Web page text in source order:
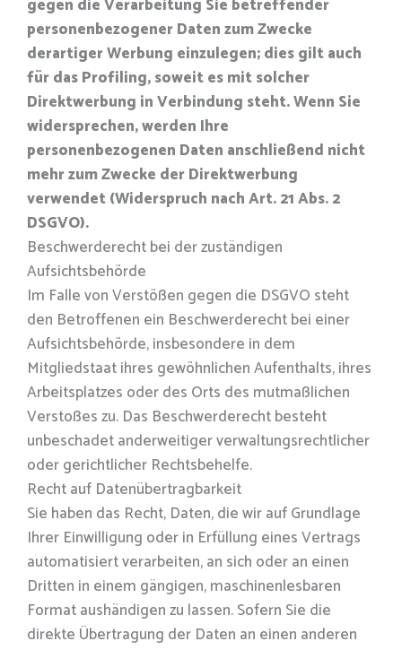
gegen die Verarbeitung Sie betreffender
personenbezogener Daten zum Zwecke
derartiger Werbung einzulegen; dies gilt auch
für das Profiling, soweit es mit solcher
Direktwerbung in Verbindung steht. Wenn Sie
widersprechen, werden Ihre
personenbezogenen Daten anschließend nicht
mehr zum Zwecke der Direktwerbung
verwendet (Widerspruch nach Art. 21 Abs. 2
DSGVO).
Beschwerderecht bei der zuständigen
Aufsichtsbehörde
Im Falle von Verstößen gegen die DSGVO steht
den Betroffenen ein Beschwerderecht bei einer
Aufsichtsbehörde, insbesondere in dem
Mitgliedstaat ihres gewöhnlichen Aufenthalts, ihres
Arbeitsplatzes oder des Orts des mutmaßlichen
Verstoßes zu. Das Beschwerderecht besteht
unbeschadet anderweitiger verwaltungsrechtlicher
oder gerichtlicher Rechtsbehelfe.
Recht auf Datenübertragbarkeit
Sie haben das Recht, Daten, die wir auf Grundlage
Ihrer Einwilligung oder in Erfüllung eines Vertrags
automatisiert verarbeiten, an sich oder an einen
Dritten in einem gängigen, maschinenlesbaren
Format aushändigen zu lassen. Sofern Sie die
direkte Übertragung der Daten an einen anderen